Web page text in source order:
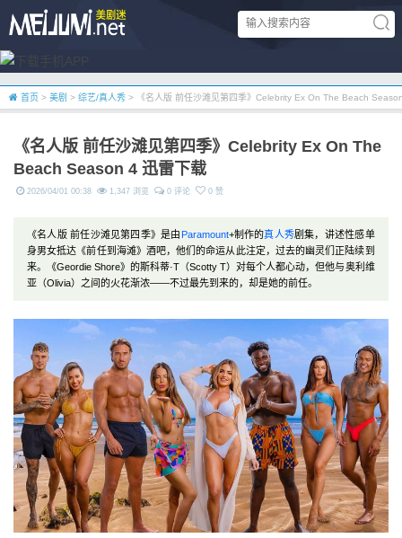
首页 > 美剧 > 综艺/真人秀 > 《名人版 前任沙滩见第四季》Celebrity Ex On The Beach
《名人版 前任沙滩见第四季》Celebrity Ex On The
Beach Season 4 迅雷下载
2026/04/01 00:38 1,347 浏览 0 评论 0 赞
《名人版 前任沙滩见第四季》是由 Paramount+制作的真人秀剧集，讲述性感单
身男女抵达《前任到海滩》酒吧，他们的命运从此注定，过去的幽灵们正陆续到
来。《Geordie Shore》的斯科蒂·T（Scotty T）对每个人都心动，但他与奥利维
亚（Olivia）之间的火花渐浓——不过最先到来的，却是她的前任。